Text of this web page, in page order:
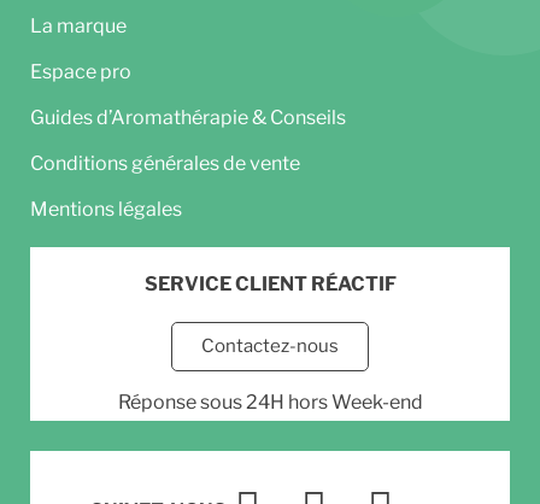
La marque
Espace pro
Guides d’Aromathérapie & Conseils
Conditions générales de vente
Mentions légales
SERVICE CLIENT RÉACTIF
Contactez-nous
Réponse sous 24H hors Week-end